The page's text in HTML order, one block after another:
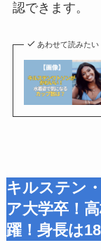
認できます。
あわせて読みたい
キルステン
ア大学卒！
躍！身長は